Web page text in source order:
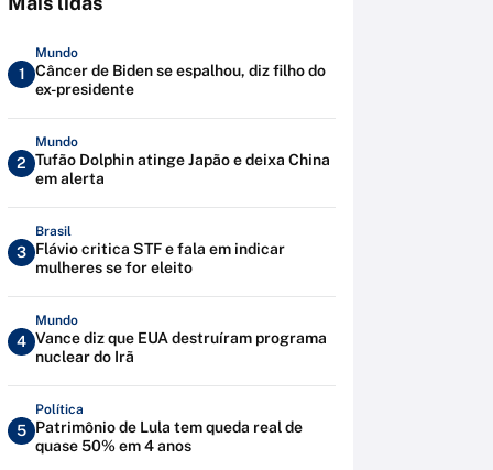
1
Mundo
Câncer de Biden se espalhou, diz filho do
ex-presidente
2
Mundo
Tufão Dolphin atinge Japão e deixa China
em alerta
3
Brasil
Flávio critica STF e fala em indicar
mulheres se for eleito
4
Mundo
Vance diz que EUA destruíram programa
nuclear do Irã
5
Política
Patrimônio de Lula tem queda real de
quase 50% em 4 anos